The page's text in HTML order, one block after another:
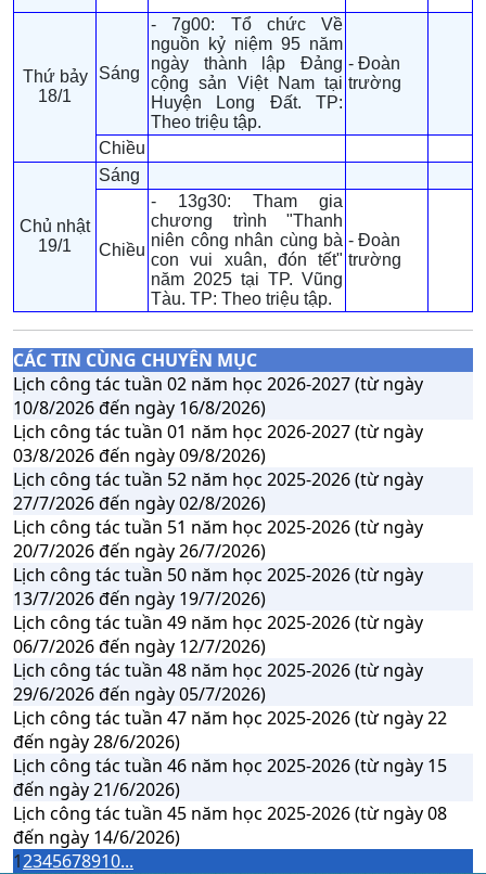
Thứ bảy
18/1
Sáng
- 7g00: Tổ chức Về
nguồn kỷ niệm 95 năm
ngày thành lập Đảng
cộng sản Việt Nam tại
Huyện Long Đất. TP:
Theo triệu tập.
- Đoàn
trường
Chiều
Chủ nhật
19/1
Sáng
Chiều
- 13g30: Tham gia
chương trình "Thanh
niên công nhân cùng bà
con vui xuân, đón tết"
năm 2025 tại TP. Vũng
Tàu. TP: Theo triệu tập.
- Đoàn
trường
CÁC TIN CÙNG CHUYÊN MỤC
Lịch công tác tuần 02 năm học 2026-2027 (từ ngày
10/8/2026 đến ngày 16/8/2026)
Lịch công tác tuần 01 năm học 2026-2027 (từ ngày
03/8/2026 đến ngày 09/8/2026)
Lịch công tác tuần 52 năm học 2025-2026 (từ ngày
27/7/2026 đến ngày 02/8/2026)
Lịch công tác tuần 51 năm học 2025-2026 (từ ngày
20/7/2026 đến ngày 26/7/2026)
Lịch công tác tuần 50 năm học 2025-2026 (từ ngày
13/7/2026 đến ngày 19/7/2026)
Lịch công tác tuần 49 năm học 2025-2026 (từ ngày
06/7/2026 đến ngày 12/7/2026)
Lịch công tác tuần 48 năm học 2025-2026 (từ ngày
29/6/2026 đến ngày 05/7/2026)
Lịch công tác tuần 47 năm học 2025-2026 (từ ngày 22
đến ngày 28/6/2026)
Lịch công tác tuần 46 năm học 2025-2026 (từ ngày 15
đến ngày 21/6/2026)
Lịch công tác tuần 45 năm học 2025-2026 (từ ngày 08
đến ngày 14/6/2026)
12345678910...